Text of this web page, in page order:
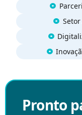
Setor
Pronto